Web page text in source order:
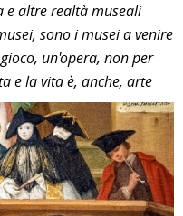
e altre realtà museali
sono i musei a venire
un'opera, non per
e la vita è, anche, arte